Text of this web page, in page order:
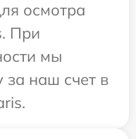
осмотра
При
мы
за наш счет в